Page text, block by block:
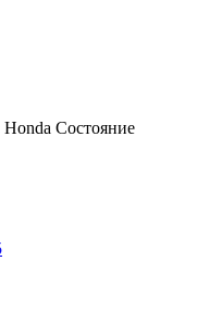
Honda Состояние